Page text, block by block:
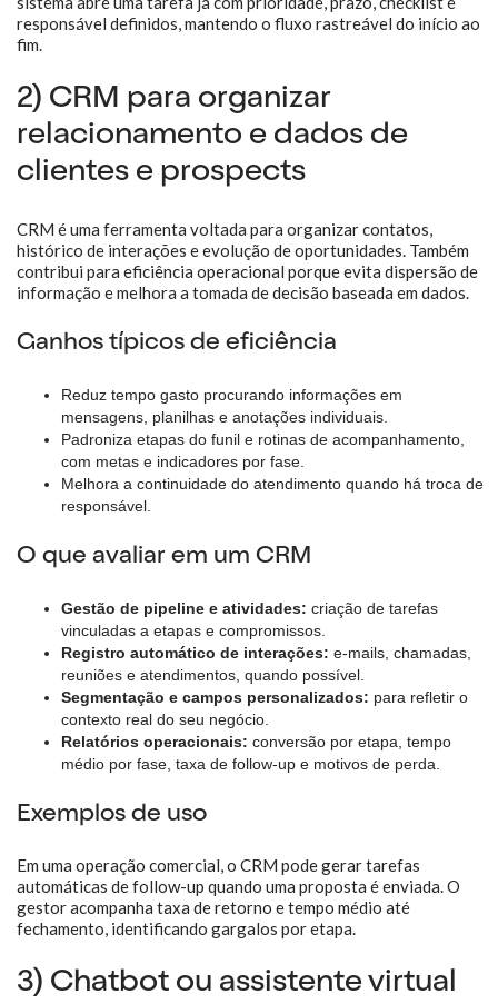
responsável definidos, mantendo o fluxo rastreável do início ao
fim.
2) CRM para organizar
relacionamento e dados de
clientes e prospects
CRM é uma ferramenta voltada para organizar contatos,
histórico de interações e evolução de oportunidades. Também
contribui para eficiência operacional porque evita dispersão de
informação e melhora a tomada de decisão baseada em dados.
Ganhos típicos de eficiência
Reduz tempo gasto procurando informações em
mensagens, planilhas e anotações individuais.
Padroniza etapas do funil e rotinas de acompanhamento,
com metas e indicadores por fase.
Melhora a continuidade do atendimento quando há troca de
responsável.
O que avaliar em um CRM
Gestão de pipeline e atividades: criação de tarefas
vinculadas a etapas e compromissos.
Registro automático de interações: e-mails, chamadas,
reuniões e atendimentos, quando possível.
Segmentação e campos personalizados: para refletir o
contexto real do seu negócio.
Relatórios operacionais: conversão por etapa, tempo
médio por fase, taxa de follow-up e motivos de perda.
Exemplos de uso
Em uma operação comercial, o CRM pode gerar tarefas
automáticas de follow-up quando uma proposta é enviada. O
gestor acompanha taxa de retorno e tempo médio até
fechamento, identificando gargalos por etapa.
3) Chatbot ou assistente virtual